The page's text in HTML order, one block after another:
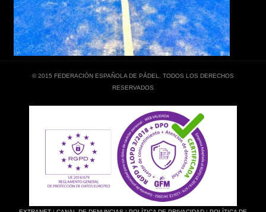
© 2015 FEDERACIÓN ESPAÑOLA DE PÁDEL. TODOS LOS DERECHOS
RESERVADOS